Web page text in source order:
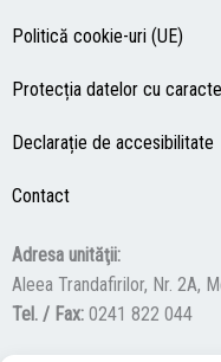
Politică cookie-uri (UE)
Protecția datelor cu
Declarație de accesibilitate
Contact
Adresa unităţii:
Aleea Trandafirilor, Nr. 2A,
Tel. / Fax: 0241 822 044